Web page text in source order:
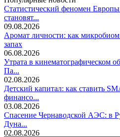
Статистический феномен
становят...
09.08.2026
Аромат личности: как
запах
06.08.2026
Утрата в кинематографическом
Па...
02.08.2026
Детский капитал: как ставить
финансо...
03.08.2026
Спасение Чернаводской АЭС: в
Дуна...
02.08.2026